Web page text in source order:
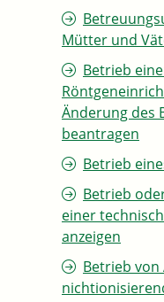
Mütter und
Betrieb
Änderung des
beantragen
Betrieb
Betrieb
einer
anzeigen
Betrieb von